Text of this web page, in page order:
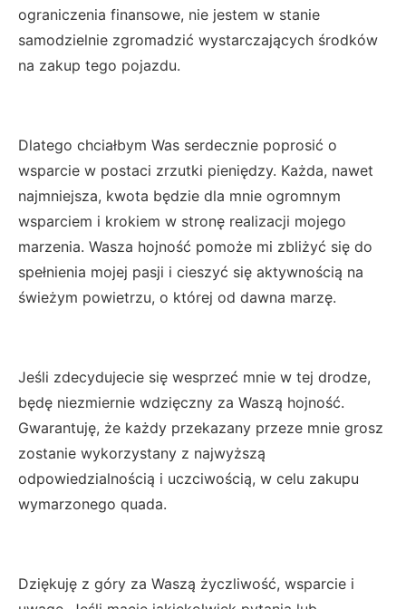
ograniczenia finansowe, nie jestem w stanie
samodzielnie zgromadzić wystarczających środków
na zakup tego pojazdu.
Dlatego chciałbym Was serdecznie poprosić o
wsparcie w postaci zrzutki pieniędzy. Każda, nawet
najmniejsza, kwota będzie dla mnie ogromnym
wsparciem i krokiem w stronę realizacji mojego
marzenia. Wasza hojność pomoże mi zbliżyć się do
spełnienia mojej pasji i cieszyć się aktywnością na
świeżym powietrzu, o której od dawna marzę.
Jeśli zdecydujecie się wesprzeć mnie w tej drodze,
będę niezmiernie wdzięczny za Waszą hojność.
Gwarantuję, że każdy przekazany przeze mnie grosz
zostanie wykorzystany z najwyższą
odpowiedzialnością i uczciwością, w celu zakupu
wymarzonego quada.
Dziękuję z góry za Waszą życzliwość, wsparcie i